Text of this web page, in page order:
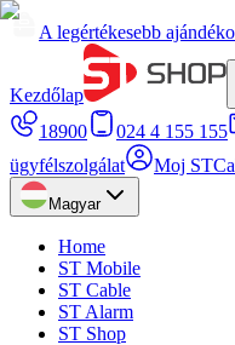
A legértékesebb
Kezdőlap
18900
024 4 155 155
ügyfélszolgálat
Moj
Magyar
Home
ST Mobile
ST Cable
ST Alarm
ST Shop